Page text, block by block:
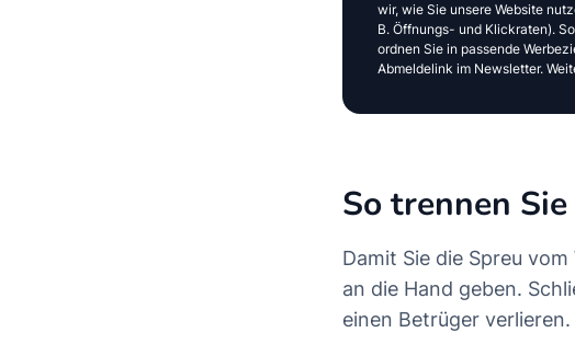
wir, wie Sie unsere Website
B. Öffnungs- und Klickraten).
ordnen Sie in passende
Abmeldelink im Newsletter.
So trennen
Damit Sie die Spreu
an die Hand geben.
einen Betrüger verlieren.